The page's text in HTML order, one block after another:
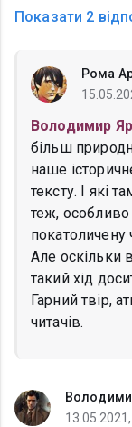
Показати 2
Рома
Володимир
більш
наше
тексту. І які
теж,
покатоличену
Але оскільки
такий хід
Гарний твір,
читачів.